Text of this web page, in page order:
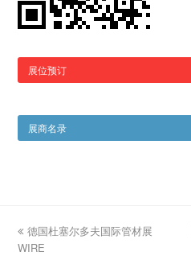
展位预订
展商名录
previous
post:
德国杜塞尔多夫国际管材展
WIRE